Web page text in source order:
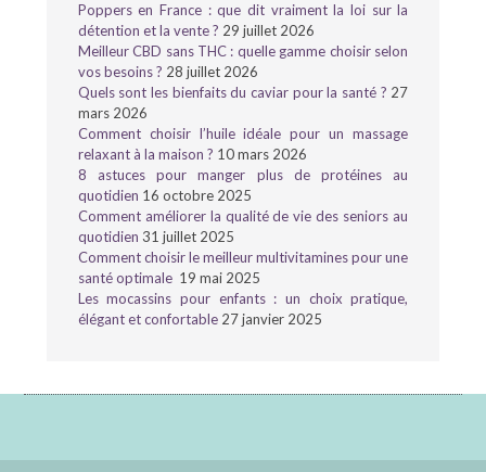
Poppers en France : que dit vraiment la loi sur la
détention et la vente ? 29 juillet 2026
Meilleur CBD sans THC : quelle gamme choisir selon
vos besoins ? 28 juillet 2026
Quels sont les bienfaits du caviar pour la santé ? 27
mars 2026
Comment choisir l’huile idéale pour un massage
relaxant à la maison ? 10 mars 2026
8 astuces pour manger plus de protéines au
quotidien 16 octobre 2025
Comment améliorer la qualité de vie des seniors au
quotidien 31 juillet 2025
Comment choisir le meilleur multivitamines pour une
santé optimale 19 mai 2025
Les mocassins pour enfants : un choix pratique,
élégant et confortable 27 janvier 2025